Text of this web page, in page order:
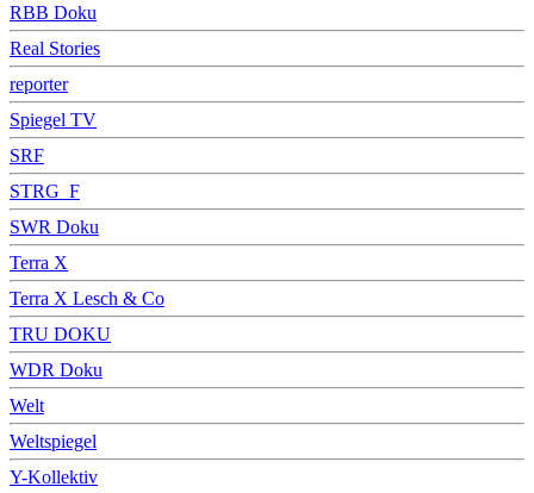
RBB Doku
Real Stories
reporter
Spiegel TV
SRF
STRG_F
SWR Doku
Terra X
Terra X Lesch & Co
TRU DOKU
WDR Doku
Welt
Weltspiegel
Y-Kollektiv